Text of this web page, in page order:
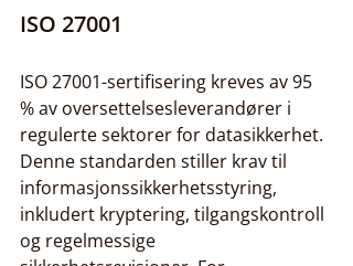
ISO 27001
ISO 27001-sertifisering kreves av 95
% av oversettelsesleverandører i
regulerte sektorer for datasikkerhet.
Denne standarden stiller krav til
informasjonssikkerhetsstyring,
inkludert kryptering, tilgangskontroll
og regelmessige